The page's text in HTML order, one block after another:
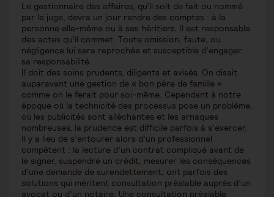
Le gestionnaire des affaires, qu’il soit de fait ou nommé
par le juge, devra un jour rendre des comptes : à la
personne elle-même ou à ses héritiers. Il est responsable
des actes qu’il commet. Toute omission, faute, ou
négligence lui sera reprochée et susceptible d’engager
sa responsabilité.
Il doit des soins prudents, diligents et avisés. On disait
auparavant une gestion de « bon père de famille »
comme on le ferait pour soi-même. Cependant à notre
époque où la technicité des processus pose un problème,
où les publicités sont alléchantes et les arnaques
nombreuses, la prudence est difficile parfois à s’exercer.
Il y a lieu de s’entourer alors d’un professionnel
compétent : la lecture d’un contrat compliqué avant de
le signer, suspendre un crédit, mesurer les conséquences
d’une demande de surendettement, ont parfois des
solutions qui méritent consultation préalable auprès d’un
avocat ou d’un notaire. Une consultation préalable